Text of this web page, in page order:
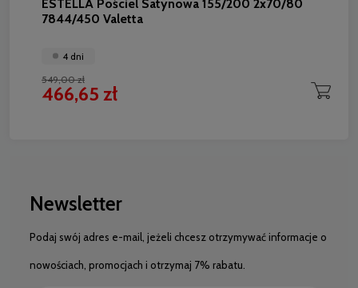
ESTELLA Pościel Satynowa 155/200 2x70/80
7844/450 Valetta
4 dni
549,00 zł
466,65 zł
Newsletter
Podaj swój adres e-mail, jeżeli chcesz otrzymywać informacje o
nowościach, promocjach i otrzymaj 7% rabatu.